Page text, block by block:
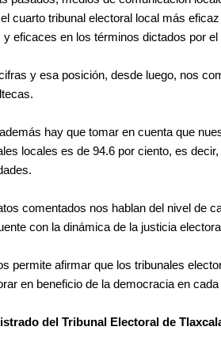
cuarto tribunal electoral local más
y eficaces en los términos dictados por
y esa posición, desde luego, nos
hay que tomar en cuenta que
locales es de 94.6 por ciento, es
comentados nos hablan del nivel de
con la dinámica de la justicia
permite afirmar que los tribunales
en beneficio de la democracia en
del Tribunal Electoral de